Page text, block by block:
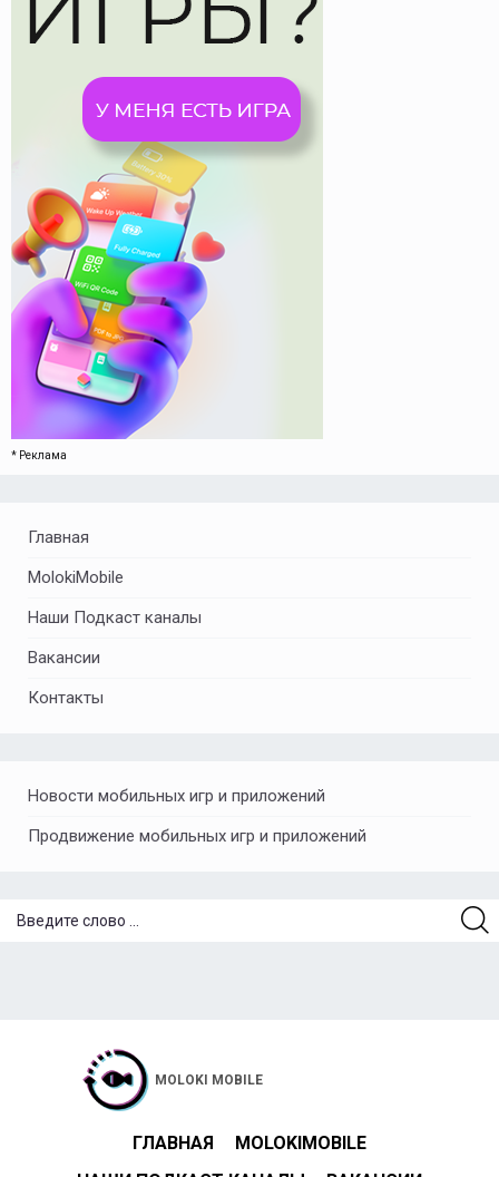
* Реклама
Главная
MolokiMobile
Наши Подкаст каналы
Вакансии
Контакты
Новости мобильных игр и приложений
Продвижение мобильных игр и приложений
MOLOKI MOBILE
ГЛАВНАЯ
MOLOKIMOBILE